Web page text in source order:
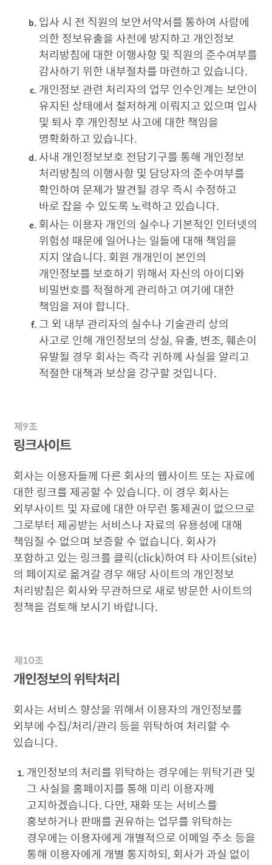
입사 시 전 직원의 보안서약서를 통하여 사람에
의한 정보유출을 사전에 방지하고 개인정보
처리방침에 대한 이행사항 및 직원의 준수여부를
감사하기 위한 내부절차를 마련하고 있습니다.
개인정보 관련 처리자의 업무 인수인계는 보안이
유지된 상태에서 철저하게 이뤄지고 있으며 입사
및 퇴사 후 개인정보 사고에 대한 책임을
명확화하고 있습니다.
사내 개인정보보호 전담기구를 통해 개인정보
처리방침의 이행사항 및 담당자의 준수여부를
확인하여 문제가 발견될 경우 즉시 수정하고
바로 잡을 수 있도록 노력하고 있습니다.
회사는 이용자 개인의 실수나 기본적인 인터넷의
위험성 때문에 일어나는 일들에 대해 책임을
지지 않습니다. 회원 개개인이 본인의
개인정보를 보호하기 위해서 자신의 아이디와
비밀번호를 적절하게 관리하고 여기에 대한
책임을 져야 합니다.
그 외 내부 관리자의 실수나 기술관리 상의
사고로 인해 개인정보의 상실, 유출, 변조, 훼손이
유발될 경우 회사는 즉각 귀하께 사실을 알리고
적절한 대책과 보상을 강구할 것입니다.
제9조
링크사이트
회사는 이용자들께 다른 회사의 웹사이트 또는 자료에
대한 링크를 제공할 수 있습니다. 이 경우 회사는
외부사이트 및 자료에 대한 아무런 통제권이 없으므로
그로부터 제공받는 서비스나 자료의 유용성에 대해
책임질 수 없으며 보증할 수 없습니다. 회사가
포함하고 있는 링크를 클릭(click)하여 타 사이트(site)
의 페이지로 옮겨갈 경우 해당 사이트의 개인정보
처리방침은 회사와 무관하므로 새로 방문한 사이트의
정책을 검토해 보시기 바랍니다.
제10조
개인정보의 위탁처리
회사는 서비스 향상을 위해서 이용자의 개인정보를
외부에 수집/처리/관리 등을 위탁하여 처리할 수
있습니다.
개인정보의 처리를 위탁하는 경우에는 위탁기관 및
그 사실을 홈페이지를 통해 미리 이용자께
고지하겠습니다. 다만, 재화 또는 서비스를
홍보하거나 판매를 권유하는 업무를 위탁하는
경우에는 이용자에게 개별적으로 이메일 주소 등을
통해 이용자에게 개별 통지하되, 회사가 과실 없이